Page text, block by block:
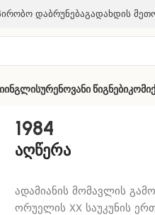
ᲓაბრუნებაᲒადახდის
Ინგლისურენოვანი Წიგნები
1984
აღწერა
ადამიანის მომავლის
ორუელის XX საუკუნის